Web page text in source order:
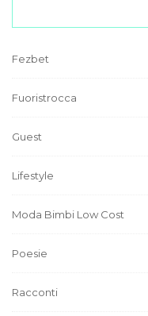
Fezbet
Fuoristrocca
Guest
Lifestyle
Moda Bimbi Low Cost
Poesie
Racconti